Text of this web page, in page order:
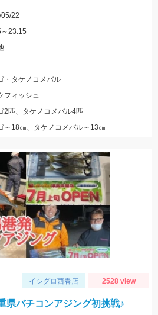
22
23:15
・タケノコメバル
フィッシュ
2匹、タケノコメバル4匹
～18㎝、タケノコメバル～13㎝
イシグロ西春店 2528 view
県バチコンアジング初挑戦♪